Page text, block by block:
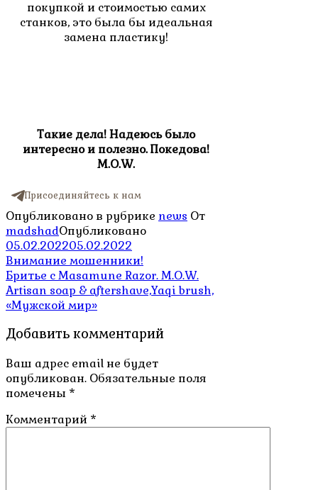
покупкой и стоимостью самих
станков, это была бы идеальная
замена пластику!
Такие дела! Надеюсь было
интересно и полезно. Покедова!
M.O.W.
Присоединяйтесь к нам
Опубликовано в рубрике news От
madshadОпубликовано
05.02.202205.02.2022
Навигация
по
записям
Внимание мошенники!
Бритье с Masamune Razor. M.O.W.
Artisan soap & aftershave,Yaqi brush,
«Мужской мир»
Добавить комментарий
Ваш адрес email не будет
опубликован. Обязательные поля
помечены *
Комментарий *